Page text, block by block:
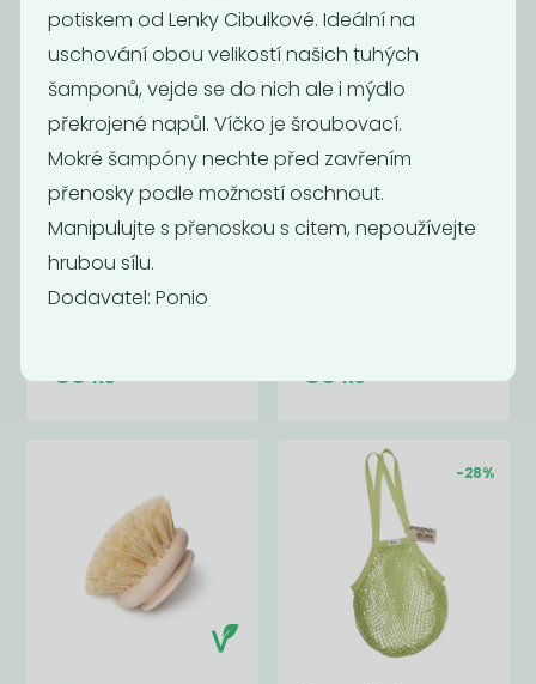
Roll-on
59Kč 89Kč
-28%
potiskem od Lenky Cibulkové. Ideální na
uschování obou velikostí našich tuhých
šamponů, vejde se do nich ale i mýdlo
překrojené napůl. Víčko je šroubovací.
Mokré šampóny nechte před zavřením
přenosky podle možností oschnout.
Manipulujte s přenoskou s citem, nepoužívejte
hrubou sílu.
Dodavatel: Ponio